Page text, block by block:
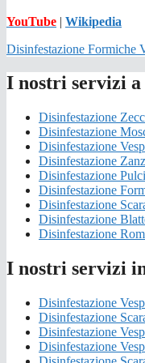
YouTube | Wikipedia
Disinfestazione Formiche
I nostri servizi a
Disinfestazione
Disinfestazione
Disinfestazione
Disinfestazione
Disinfestazione
Disinfestazione
Disinfestazione
Disinfestazione
Disinfestazione
I nostri servizi
Disinfestazione
Disinfestazione
Disinfestazione
Disinfestazione